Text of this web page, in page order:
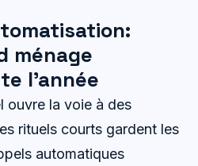
ménage
l’année
ouvre la voie à des
rituels courts gardent les
automatiques